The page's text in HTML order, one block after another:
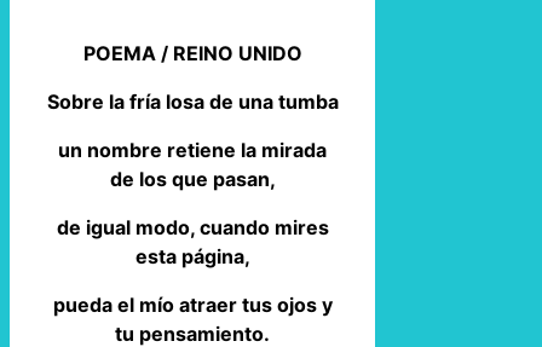
POEMA / REINO UNIDO
Sobre la fría losa de una tumba
un nombre retiene la mirada
de los que pasan,
de igual modo, cuando mires
esta página,
pueda el mío atraer tus ojos y
tu pensamiento.